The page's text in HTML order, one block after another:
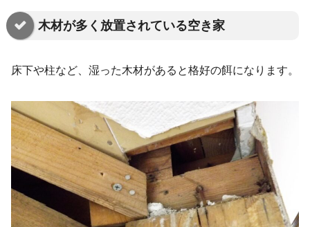
木材が多く放置されている空き家
床下や柱など、湿った木材があると格好の餌になります。